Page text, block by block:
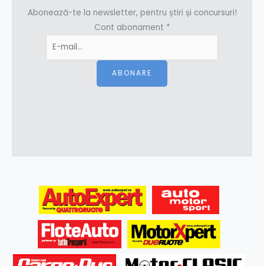
Abonează-te la newsletter, pentru știri și concursuri!
Cont abonament *
ABONARE